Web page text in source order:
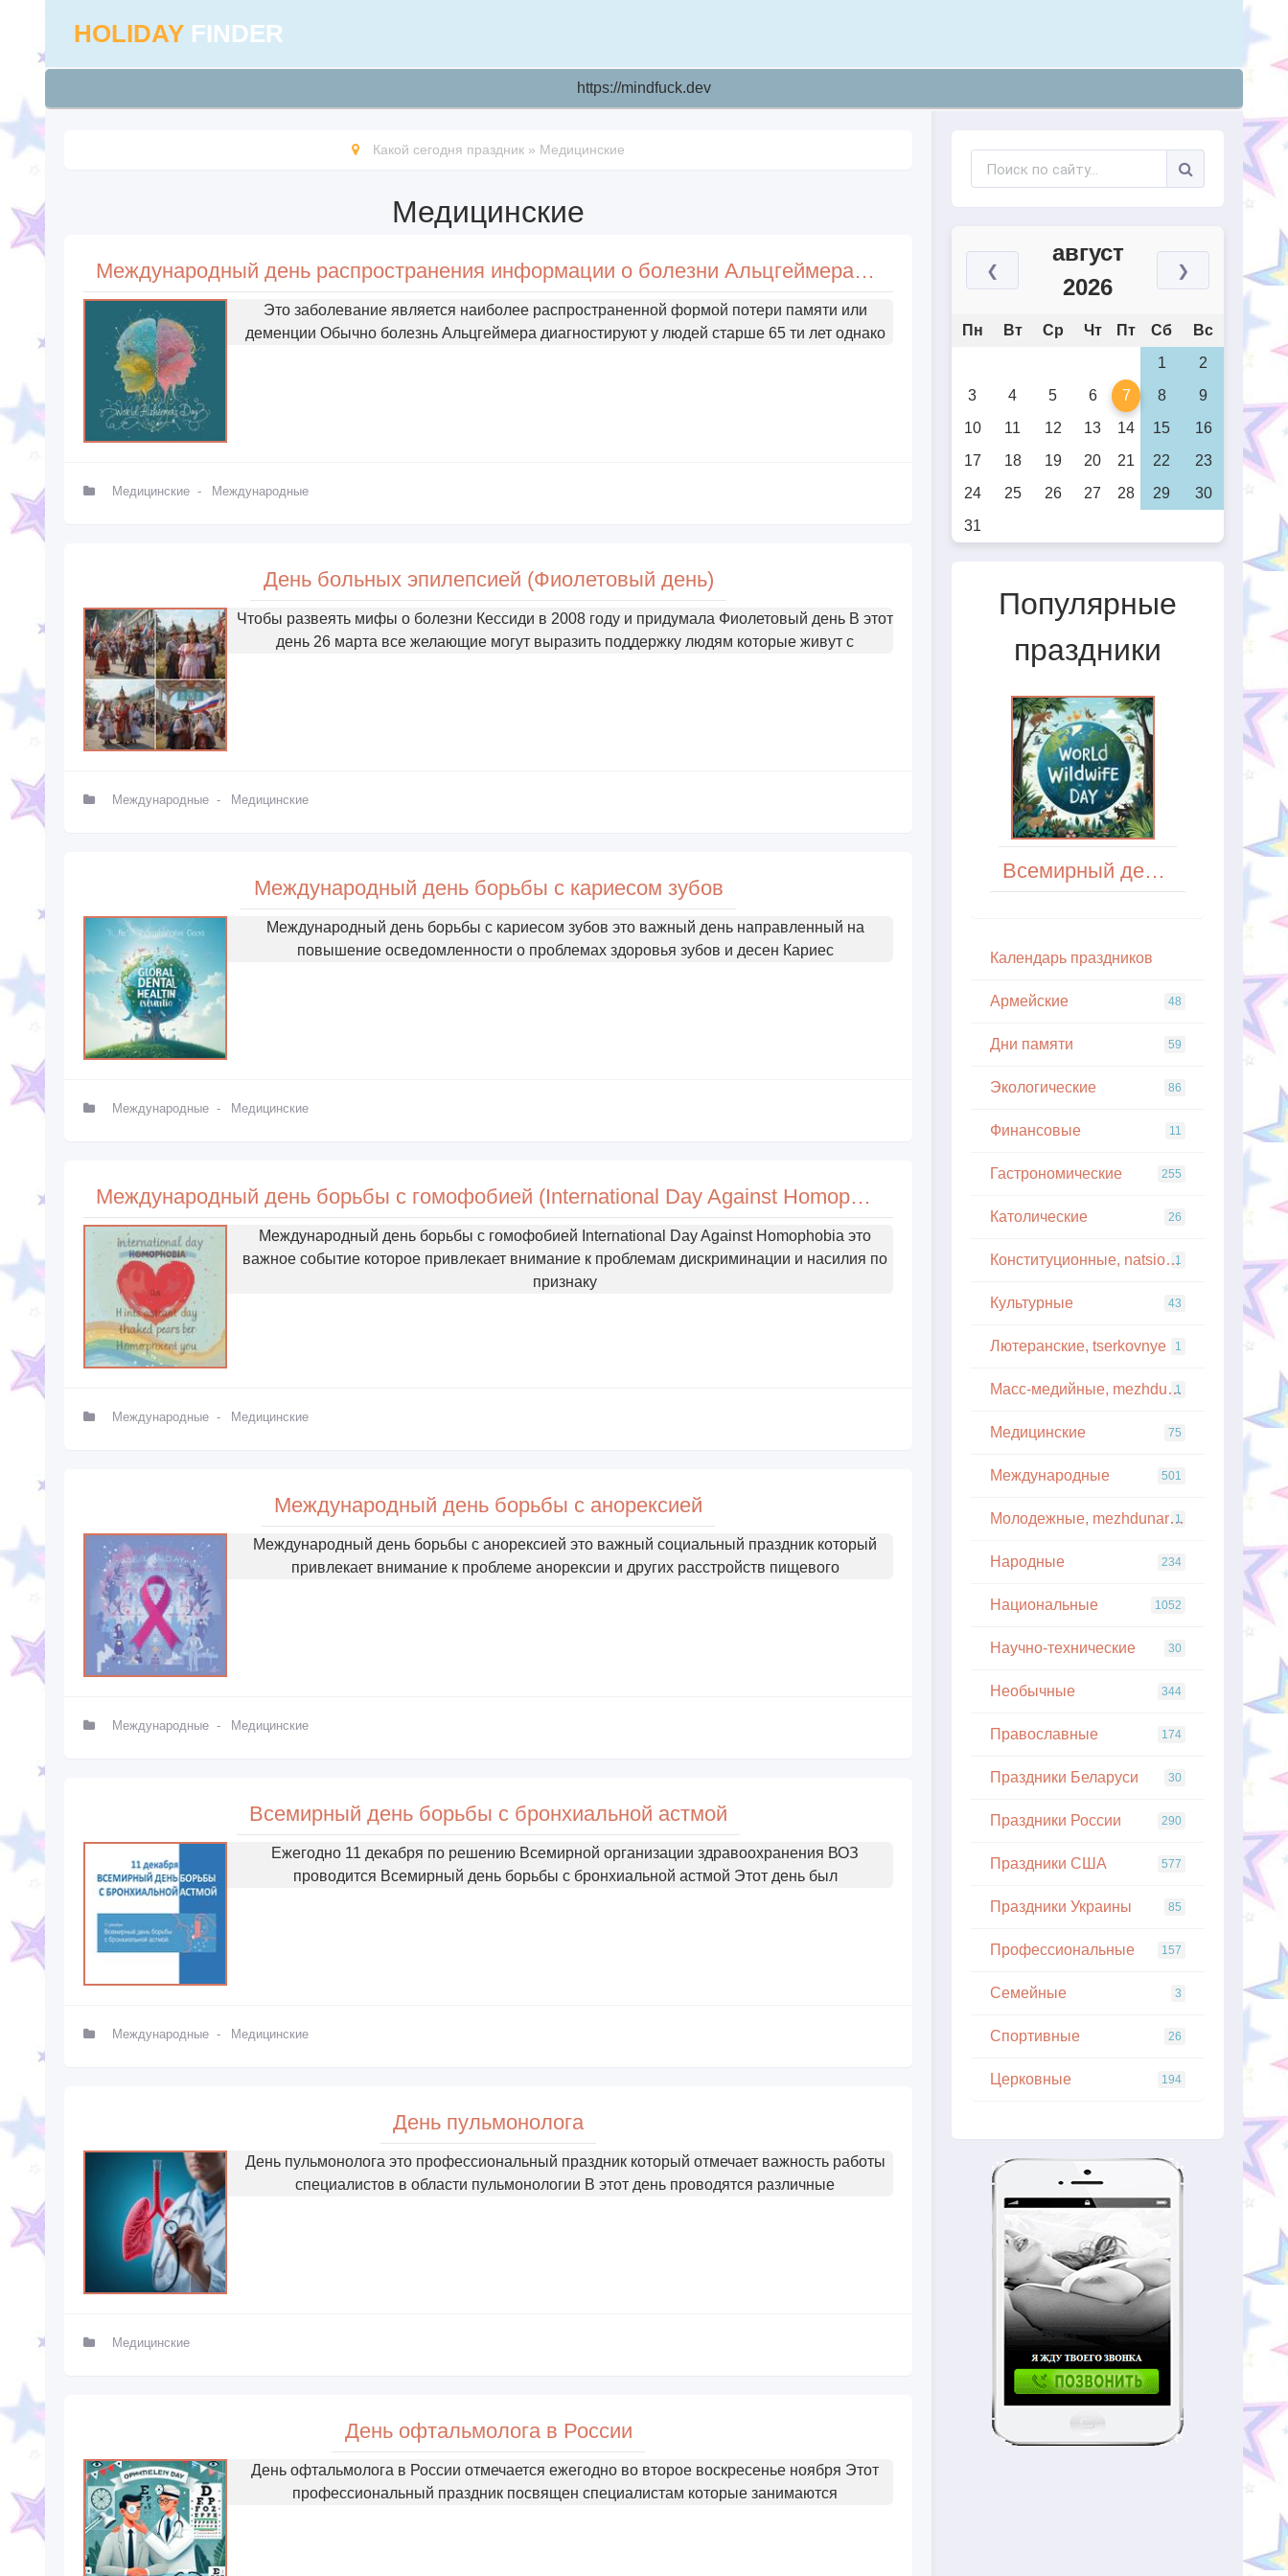
HOLIDAY FINDER
https://mindfuck.dev
Какой сегодня праздник » Медицинские
Медицинские
Международный день распространения информации о болезни Альцгеймера (World Alzheimer`s Day)
Это заболевание является наиболее распространенной формой потери памяти или
деменции Обычно болезнь Альцгеймера диагностируют у людей старше 65 ти лет однако
Медицинские - Международные
День больных эпилепсией (Фиолетовый день)
Чтобы развеять мифы о болезни Кессиди в 2008 году и придумала Фиолетовый день В этот
день 26 марта все желающие могут выразить поддержку людям которые живут с
Международные - Медицинские
Международный день борьбы с кариесом зубов
Международный день борьбы с кариесом зубов это важный день направленный на
повышение осведомленности о проблемах здоровья зубов и десен Кариес
Международные - Медицинские
Международный день борьбы с гомофобией (International Day Against Homophobia)
Международный день борьбы с гомофобией International Day Against Homophobia это
важное событие которое привлекает внимание к проблемам дискриминации и насилия по
признаку
Международные - Медицинские
Международный день борьбы с анорексией
Международный день борьбы с анорексией это важный социальный праздник который
привлекает внимание к проблеме анорексии и других расстройств пищевого
Международные - Медицинские
Всемирный день борьбы с бронхиальной астмой
Ежегодно 11 декабря по решению Всемирной организации здравоохранения ВОЗ
проводится Всемирный день борьбы с бронхиальной астмой Этот день был
Международные - Медицинские
День пульмонолога
День пульмонолога это профессиональный праздник который отмечает важность работы
специалистов в области пульмонологии В этот день проводятся различные
Медицинские
День офтальмолога в России
День офтальмолога в России отмечается ежегодно во второе воскресенье ноября Этот
профессиональный праздник посвящен специалистам которые занимаются
❮
август
2026
❯
Пн Вт Ср Чт Пт Сб
Вс
1
2
3
4 5 6 7 8
9
10
11 12 13 14 15
16
17
18 19 20 21 22
23
24
25 26 27 28 29
30
31
Популярные
праздники
Всемирный день дикой природы (World Wildlife Day)
Кaлeндapь пpaздникoв
Армейские 48
Дни памяти 59
Экологические 86
Финансовые 11
Гастрономические 255
Католические 26
Конституционные, natsionalnye
1
Культурные 43
Лютеранские, tserkovnye 1
Масс-медийные, mezhdunarodnye
1
Медицинские 75
Международные 501
Молодежные, mezhdunarodnye
1
Народные 234
Национальные 1052
Научно-технические 30
Необычные 344
Православные 174
Праздники Беларуси 30
Праздники России 290
Праздники США 577
Праздники Украины 85
Профессиональные 157
Семейные 3
Спортивные 26
Церковные 194